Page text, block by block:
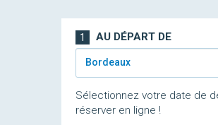
1 AU DÉPART DE
Bordeaux
Sélectionnez votre date de
réserver en ligne !